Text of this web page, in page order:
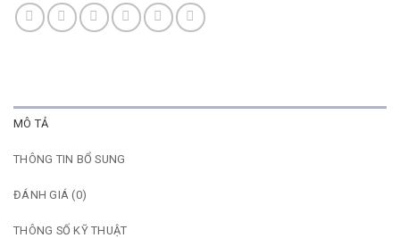
MÔ TẢ
THÔNG TIN BỔ SUNG
ĐÁNH GIÁ (0)
THÔNG SỐ KỸ THUẬT